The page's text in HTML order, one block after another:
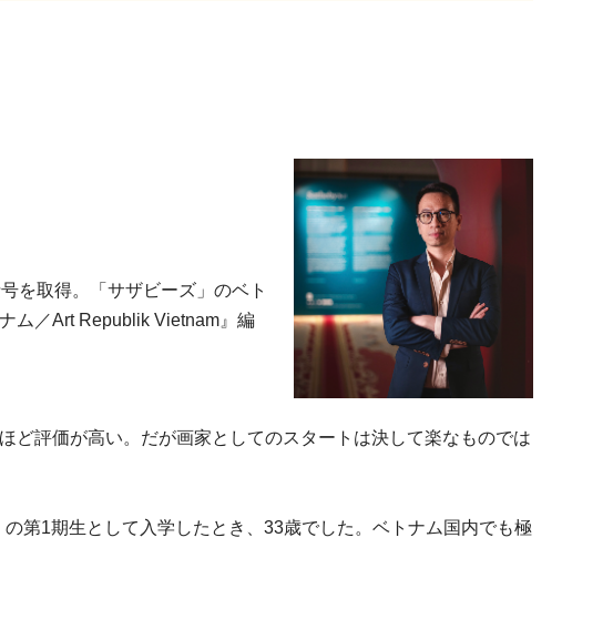
を取得。「サザビーズ」のベト
ム／Art Republik Vietnam』編
評価が高い。だが画家としてのスタートは決して楽なものでは
第1期生として入学したとき、33歳でした。ベトナム国内でも極